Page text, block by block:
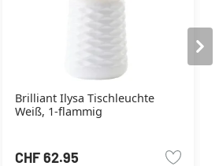
Brilliant Ilysa Tischleuchte
Weiß, 1-flammig
CHF 62.95